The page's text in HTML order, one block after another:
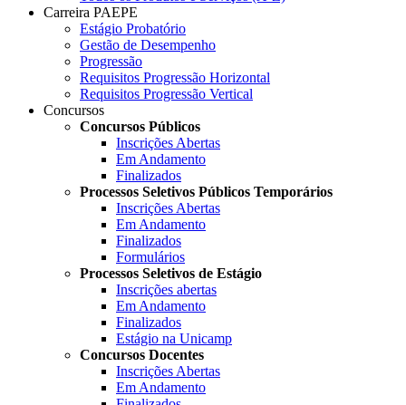
Carreira PAEPE
Estágio Probatório
Gestão de Desempenho
Progressão
Requisitos Progressão Horizontal
Requisitos Progressão Vertical
Concursos
Concursos Públicos
Inscrições Abertas
Em Andamento
Finalizados
Processos Seletivos Públicos Temporários
Inscrições Abertas
Em Andamento
Finalizados
Formulários
Processos Seletivos de Estágio
Inscrições abertas
Em Andamento
Finalizados
Estágio na Unicamp
Concursos Docentes
Inscrições Abertas
Em Andamento